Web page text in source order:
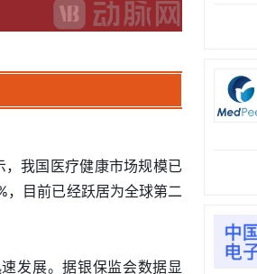
我国医疗健康市场规模已
，目前已经跃居为全球第二
发展。据银保监会数据显